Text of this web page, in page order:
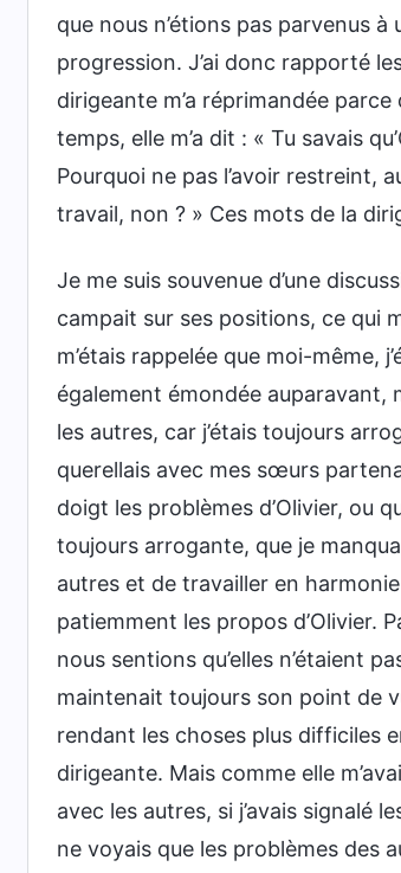
que nous n’étions pas parvenus
progression. J’ai donc rapporté
dirigeante m’a réprimandée
temps, elle m’a dit : « Tu savais
Pourquoi ne pas l’avoir restreint,
travail, non ? » Ces mots de la
Je me suis souvenue d’une
campait sur ses positions, ce qui
m’étais rappelée que moi-même,
également émondée auparavant,
les autres, car j’étais toujours
querellais avec mes sœurs
doigt les problèmes d’Olivier, ou
toujours arrogante, que je
autres et de travailler en
patiemment les propos d’Olivier.
nous sentions qu’elles n’étaient
maintenait toujours son point de
rendant les choses plus difficiles
dirigeante. Mais comme elle
avec les autres, si j’avais signalé
ne voyais que les problèmes des